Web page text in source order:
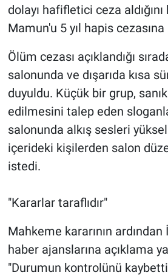
dolayı hafifletici ceza
Mamun'u 5 yıl hapis
Ölüm cezası açıklandığı
salonunda ve dışarıda kısa
duyuldu. Küçük bir grup,
edilmesini talep eden
salonunda alkış sesleri
içerideki kişilerden salon
istedi.
"Kararlar taraflıdır"
Mahkeme kararının
haber ajanslarına açıklama
"Durumun kontrolünü